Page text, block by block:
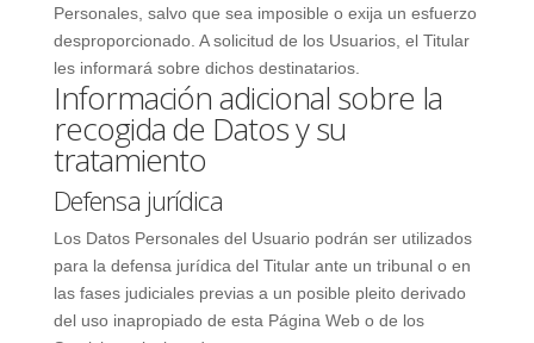
Personales, salvo que sea imposible o exija un esfuerzo
desproporcionado. A solicitud de los Usuarios, el Titular
les informará sobre dichos destinatarios.
Información adicional sobre la
recogida de Datos y su
tratamiento
Defensa jurídica
Los Datos Personales del Usuario podrán ser utilizados
para la defensa jurídica del Titular ante un tribunal o en
las fases judiciales previas a un posible pleito derivado
del uso inapropiado de esta Página Web o de los